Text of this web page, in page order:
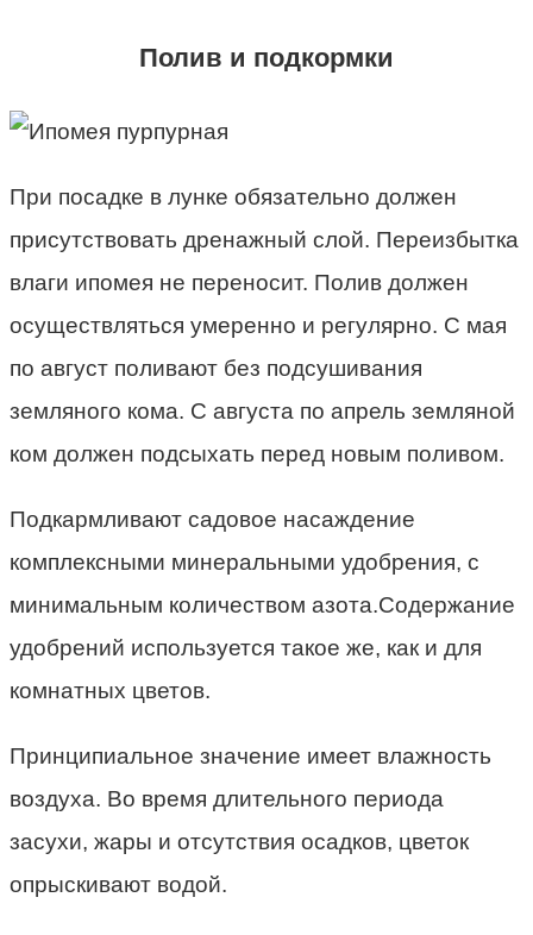
Полив и подкормки
При посадке в лунке обязательно должен
присутствовать дренажный слой. Переизбытка
влаги ипомея не переносит. Полив должен
осуществляться умеренно и регулярно. С мая
по август поливают без подсушивания
земляного кома. С августа по апрель земляной
ком должен подсыхать перед новым поливом.
Подкармливают садовое насаждение
комплексными минеральными удобрения, с
минимальным количеством азота.Содержание
удобрений используется такое же, как и для
комнатных цветов.
Принципиальное значение имеет влажность
воздуха. Во время длительного периода
засухи, жары и отсутствия осадков, цветок
опрыскивают водой.